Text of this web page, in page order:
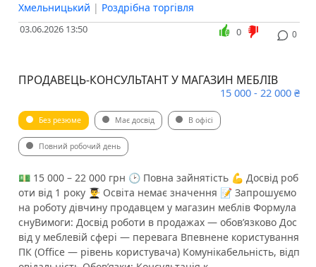
Хмельницький | Роздрібна торгівля
03.06.2026 13:50 0
0
ПРОДАВЕЦЬ-КОНСУЛЬТАНТ У МАГАЗИН МЕБЛІВ
15 000 - 22 000 ₴
Без резюме Має досвід В офісі
Повний робочий день
💵 15 000 – 22 000 грн 🕑 Повна зайнятість 💪 Досвід роб
оти від 1 року 👨‍🎓 Освіта немає значення 📝 Запрошуємо
на роботу дівчину продавцем у магазин меблів Формула
снуВимоги: Досвід роботи в продажах — обовʼязково Дос
від у меблевій сфері — перевага Впевнене користування
ПК (Office — рівень користувача) Комунікабельність, відп